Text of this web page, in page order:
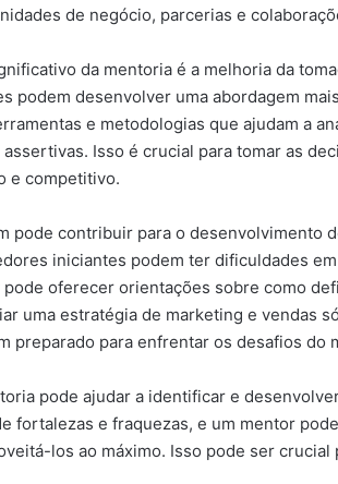
de negócio, parcerias e
da mentoria é a melhoria da
podem desenvolver uma abordagem
e metodologias que ajudam a
Isso é crucial para tomar as
e competitivo.
pode contribuir para o desenvolvimento
iniciantes podem ter dificuldades
oferecer orientações sobre como
uma estratégia de marketing e vendas
preparado para enfrentar os desafios do
pode ajudar a identificar e
fortalezas e fraquezas, e um mentor
los ao máximo. Isso pode ser